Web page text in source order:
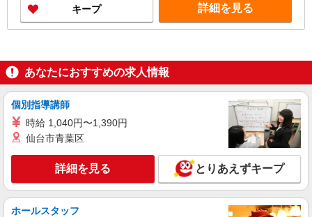
キープ 詳細を見る
あなたにおすすめの求人情報
個別指導講師
時給 1,040円〜1,390円
仙台市青葉区
詳細を見る とりあえずキープ
ホールスタッフ